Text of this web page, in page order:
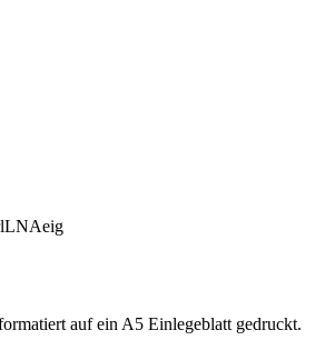
auf ein A5 Einlegeblatt gedruckt.